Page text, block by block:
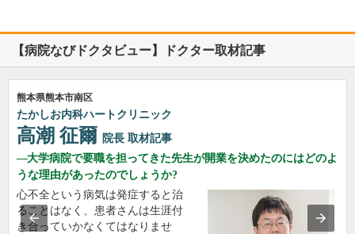
【病院なびドクタビュー】ドクター取材記事
熊本県熊本市南区
たかしお内科ハートクリニック
高潮 征爾 院長 取材記事
大学病院で要職を担ってきた先生が開業を決めたのにはどのよ
うな理由があったのでしょうか?
心不全という病気は発症すると治
ることはなく、患者さんは生涯付
き合っていかなくてはなりませ